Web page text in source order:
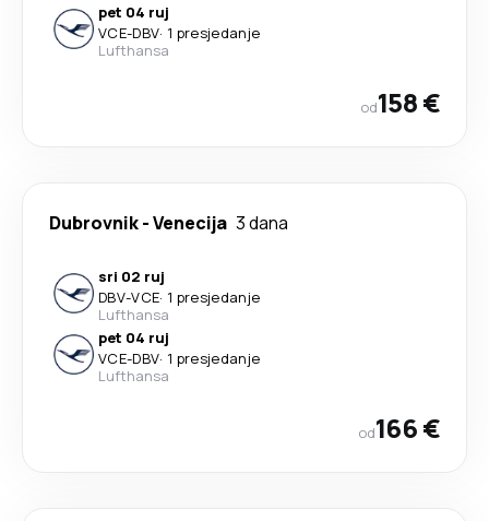
pet 04 ruj
VCE-DBV· 1 presjedanje
Lufthansa
od158 €
Dubrovnik-Venecija 3 dana
sri 02 ruj
DBV-VCE· 1 presjedanje
Lufthansa
pet 04 ruj
VCE-DBV· 1 presjedanje
Lufthansa
od166 €